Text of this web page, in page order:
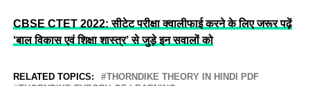
CBSE CTET 2022: सीटेट परीक्षा क्वालीफाई करने के लिए जरूर पढ़ें
‘बाल विकास एवं शिक्षा शास्त्र’ से जुड़े इन सवालों को
RELATED TOPICS:
THORNDIKE THEORY IN HINDI PDF